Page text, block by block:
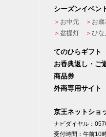
シーズンイベン
お中元 お歳
盆提灯
ひな
てのひらギフト
お香典返し・ご
商品券
外商専用サイト
京王ネットショ
ナビダイヤル：
受付時間：午前10